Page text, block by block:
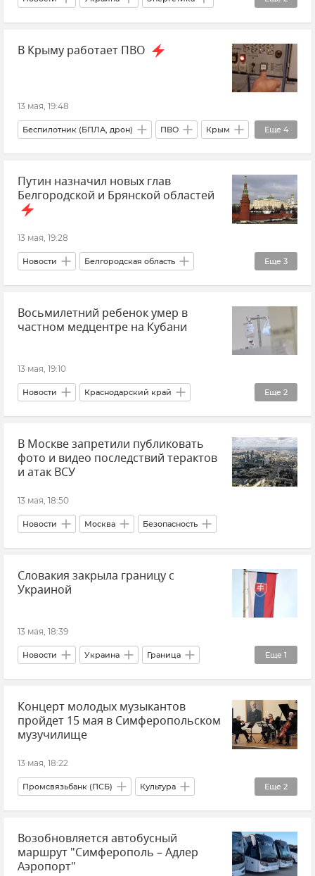
Железная дорога Удары по Украине
В Крыму работает ПВО
13 мая, 19:48
Еще 4
Беспилотник (БПЛА, дрон) ПВО Крым
Новости Крыма Срочные новости Крыма
Безопасность Республики Крым и Севастополя
ГУ МЧС РФ по Республике Крым
Путин назначил новых глав
Белгородской и Брянской областей
13 мая, 19:28
Еще 3
Новости Белгородская область
Брянская область
Владимир Путин (политик)
Кадровые перестановки
Восьмилетний ребенок умер в
частном медцентре на Кубани
13 мая, 19:10
Еще 2
Новости Краснодарский край
Происшествия
В Москве запретили публиковать
фото и видео последствий терактов
и атак ВСУ
13 мая, 18:50
Новости Москва Безопасность
Словакия закрыла границу с
Украиной
13 мая, 18:39
Еще 1
Новости Украина Граница
Словакия
Концерт молодых музыкантов
пройдет 15 мая в Симферопольском
музучилище
13 мая, 18:22
Еще 2
Промсвязьбанк (ПСБ) Культура
Музыка Симферополь
Возобновляется автобусный
маршрут "Симферополь – Адлер
Аэропорт"